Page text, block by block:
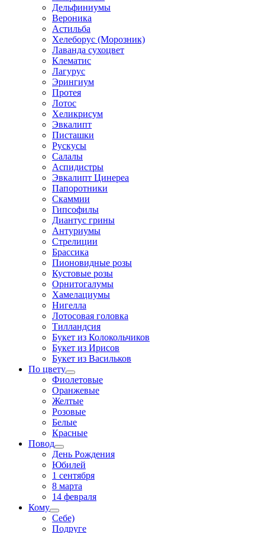
Дельфиниумы
Вероника
Астильба
Хелеборус (Морозник)
Лаванда сухоцвет
Клематис
Лагурус
Эрингиум
Протея
Лотос
Хеликрисум
Эвкалипт
Писташки
Рускусы
Салалы
Аспидистры
Эвкалипт Цинереа
Папоротники
Скаммии
Гипсофилы
Диантус грины
Антуриумы
Стрелиции
Брассика
Пионовидные розы
Кустовые розы
Орнитогалумы
Хамелациумы
Нигелла
Лотосовая головка
Тилландсия
Букет из Колокольчиков
Букет из Ирисов
Букет из Васильков
По цвету
Фиолетовые
Оранжевые
Желтые
Розовые
Белые
Красные
Повод
День Рождения
Юбилей
1 сентября
8 марта
14 февраля
Кому
Себе)
Подруге